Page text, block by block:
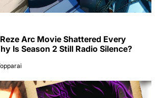
Arc Movie Shattered Every
Is Season 2 Still Radio Silence?